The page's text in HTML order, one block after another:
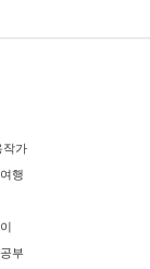
작가
행
부